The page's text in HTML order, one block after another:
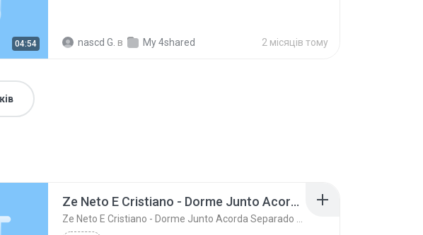
04:54 nascd G. в My 4shared 2 місяців тому
Ze Neto E Cristiano - Dorme Junto Acorda Separado - Top 20 Sertanejas de 2015